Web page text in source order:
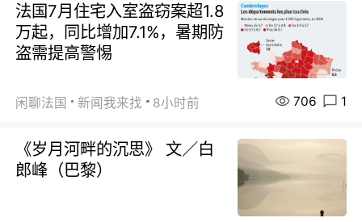
法国7月住宅入室盗窃案超1.8
万起，同比增加7.1%，暑期防
盗需提高警惕
闲聊法国 新闻我来找 8小时前 706 1
《岁月河畔的沉思》 文／白
郎峰（巴黎）